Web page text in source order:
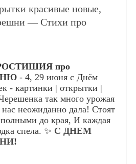
красивые новые,
— Стихи про
про
- 4, 29 июня с Днём
- картинки | открытки |
так много урожая
неожиданно дала! Стоят
до края, И каждая
спела. ✨ С ДНЕМ
!